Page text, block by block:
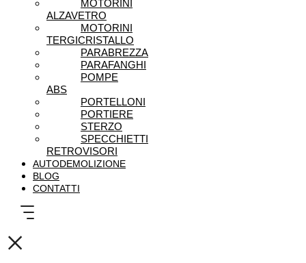
MOTORINI
ALZAVETRO
MOTORINI
TERGICRISTALLO
PARABREZZA
PARAFANGHI
POMPE
ABS
PORTELLONI
PORTIERE
STERZO
SPECCHIETTI
RETROVISORI
AUTODEMOLIZIONE
BLOG
CONTATTI
×